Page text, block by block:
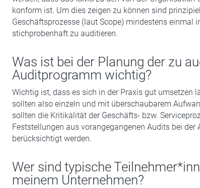
konform ist. Um dies zeigen zu können sind
Geschäftsprozesse (laut Scope) mindestens einmal
stichprobenhaft zu auditieren.
Was ist bei der Planung der zu
Auditprogramm wichtig?
Wichtig ist, dass es sich in der Praxis gut umsetzen
sollten also einzeln und mit überschaubarem
sollten die Kritikalität der Geschäfts- bzw.
Feststellungen aus vorangegangenen Audits bei der
berücksichtigt werden.
Wer sind typische
meinem Unternehmen?